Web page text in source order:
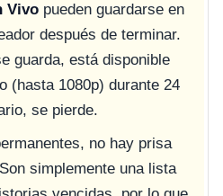
Vivopueden guardarse en
después de terminar.
guarda, está disponible
(hasta 1080p) durante 24
se pierde.
no hay prisa
simplemente una lista